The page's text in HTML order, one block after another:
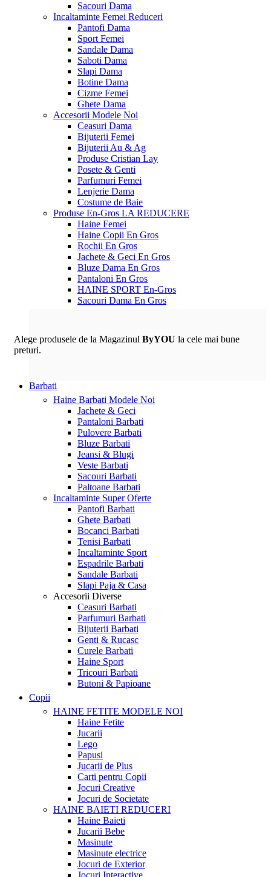
Sacouri Dama
Incaltaminte Femei Reduceri
Pantofi Dama
Sport Femei
Sandale Dama
Saboti Dama
Slapi Dama
Botine Dama
Cizme Femei
Ghete Dama
Accesorii Modele Noi
Ceasuri Dama
Bijuterii Femei
Bijuterii Au & Ag
Produse Cristian Lay
Posete & Genti
Parfumuri Femei
Lenjerie Dama
Costume de Baie
Produse En-Gros LA REDUCERE
Haine Femei
Haine Copii En Gros
Rochii En Gros
Jachete & Geci En Gros
Bluze Dama En Gros
Pantaloni En Gros
HAINE SPORT En-Gros
Sacouri Dama En Gros
Alege produsele de la Magazinul ByYOU la cele mai bune
preturi.
Barbati
Haine Barbati Modele Noi
Jachete & Geci
Pantaloni Barbati
Pulovere Barbati
Bluze Barbati
Jeansi & Blugi
Veste Barbati
Sacouri Barbati
Paltoane Barbati
Incaltaminte Super Oferte
Pantofi Barbati
Ghete Barbati
Bocanci Barbati
Tenisi Barbati
Incaltaminte Sport
Espadrile Barbati
Sandale Barbati
Slapi Paja & Casa
Accesorii Diverse
Ceasuri Barbati
Parfumuri Barbati
Bijuterii Barbati
Genti & Rucasc
Curele Barbati
Haine Sport
Tricouri Barbati
Butoni & Papioane
Copii
HAINE FETITE MODELE NOI
Haine Fetite
Jucarii
Lego
Papusi
Jucarii de Plus
Carti pentru Copii
Jocuri Creative
Jocuri de Societate
HAINE BAIETI REDUCERI
Haine Baieti
Jucarii Bebe
Masinute
Masinute electrice
Jocuri de Exterior
Jocuri Interactive